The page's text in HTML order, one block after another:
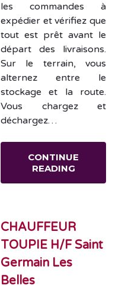
les commandes à
expédier et vérifiez que
tout est prêt avant le
départ des livraisons.
Sur le terrain, vous
alternez entre le
stockage et la route.
Vous chargez et
déchargez…
CONTINUE
READING
CHAUFFEUR
TOUPIE H/F Saint
Germain Les
Belles